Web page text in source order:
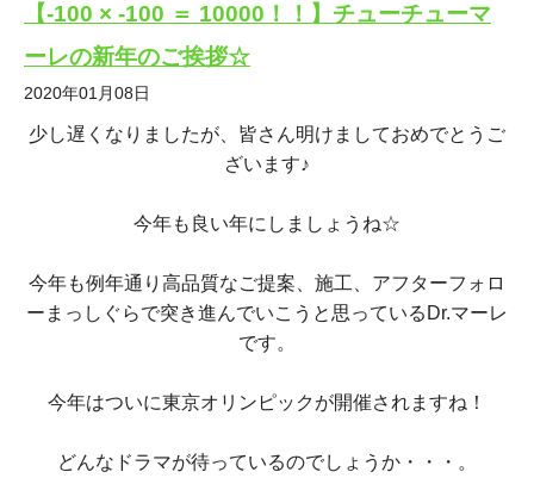
【-100 × -100 ＝ 10000！！】チューチューマ
ーレの新年のご挨拶☆
2020年01月08日
少し遅くなりましたが、皆さん明けましておめでとうご
ざいます♪
今年も良い年にしましょうね☆
今年も例年通り高品質なご提案、施工、アフターフォロ
ーまっしぐらで突き進んでいこうと思っているDr.マーレ
です。
今年はついに東京オリンピックが開催されますね！
どんなドラマが待っているのでしょうか・・・。